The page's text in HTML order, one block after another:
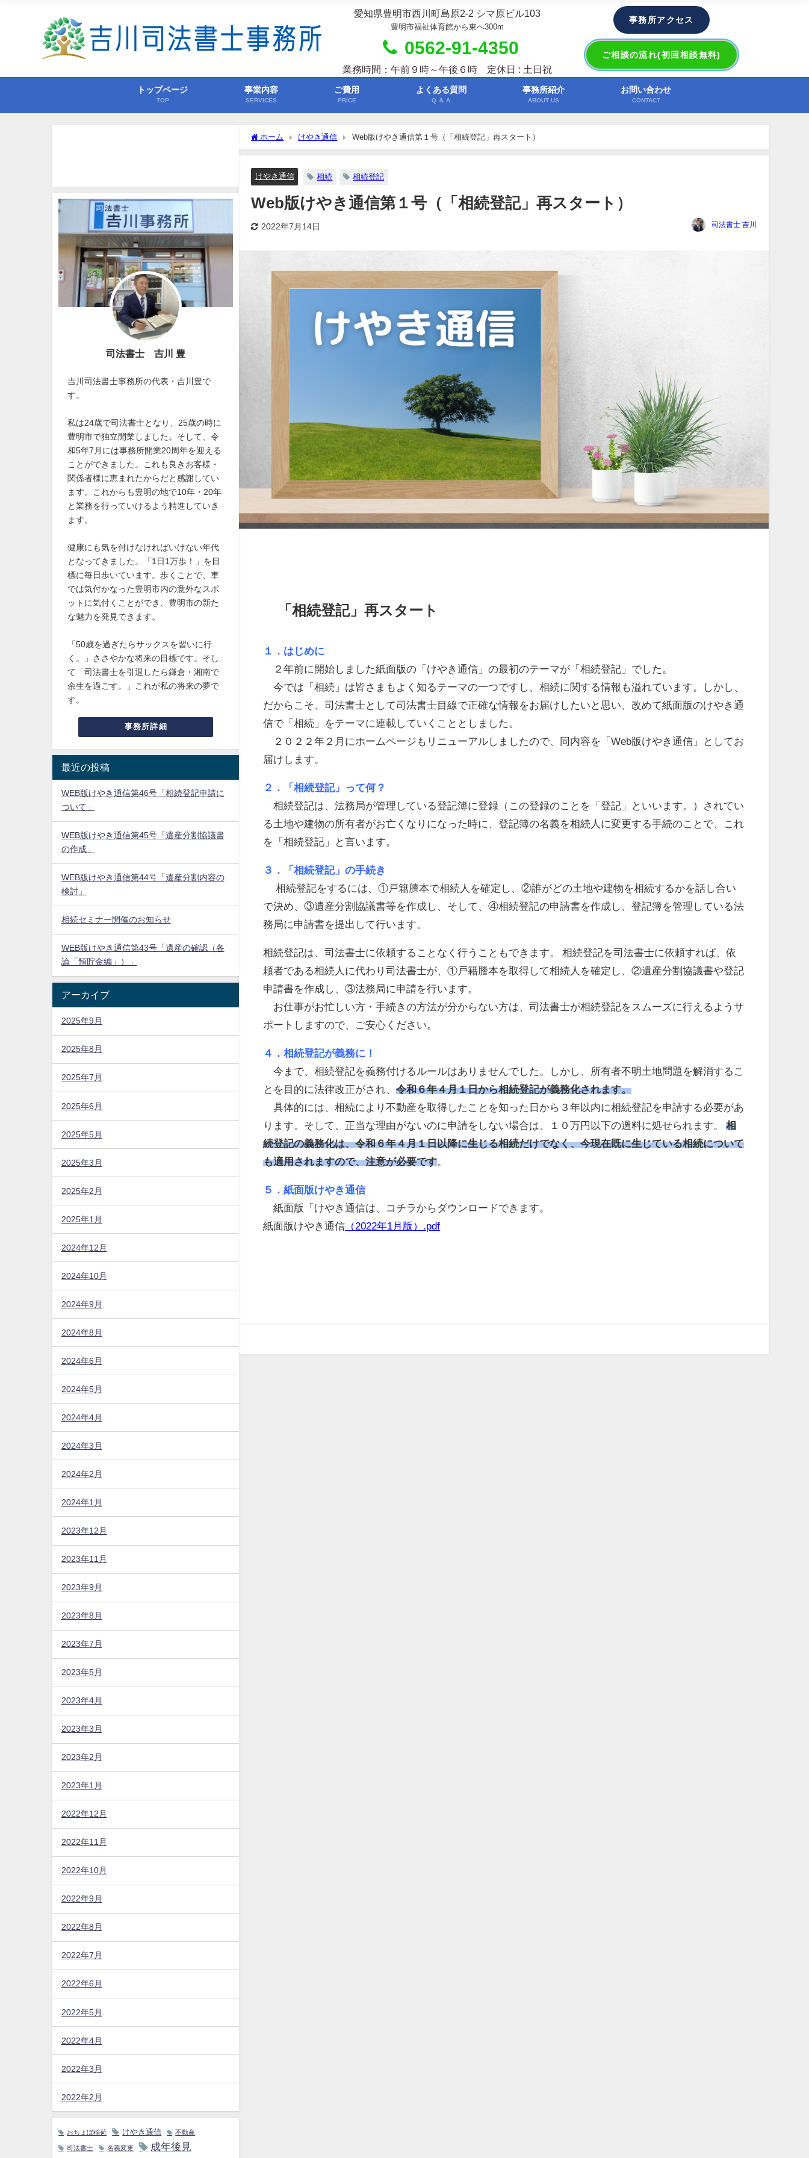
愛知県豊明市西川町島原2-2 シマ原ビル103
豊明市福祉体育館から東へ300m
0562-91-4350
業務時間：午前９時～午後６時 定休日 : 土日祝
事務所アクセス
ご相談の流れ(初回相談無料)
トップページ
TOP
事業内容
SERVICES
ご費用
PRICE
よくある質問
Q ＆ A
事務所紹介
ABOUT US
お問い合わせ
CONTACT
ホーム けやき通信 Web版けやき通信第１号（「相続登記」再スタート）
けやき通信 相続 相続登記
Web版けやき通信第１号（「相続登記」再スタート）
2022年7月14日 司法書士 吉川
「相続登記」再スタート
１．はじめに
２年前に開始しました紙面版の「けやき通信」の最初のテーマが「相続登記」でした。
今では「相続」は皆さまもよく知るテーマの一つですし、相続に関する情報も溢れています。しかし、
だからこそ、司法書士として司法書士目線で正確な情報をお届けしたいと思い、改めて紙面版のけやき通
信で「相続」をテーマに連載していくこととしました。
２０２２年２月にホームページもリニューアルしましたので、同内容を「Web版けやき通信」としてお
届けします。
２．「相続登記」って何？
相続登記は、法務局が管理している登記簿に登録（この登録のことを「登記」といいます。）されてい
る土地や建物の所有者がお亡くなりになった時に、登記簿の名義を相続人に変更する手続のことで、これ
を「相続登記」と言います。
３．「相続登記」の手続き
相続登記をするには、①戸籍謄本で相続人を確定し、②誰がどの土地や建物を相続するかを話し合い
で決め、③遺産分割協議書等を作成し、そして、④相続登記の申請書を作成し、登記簿を管理している法
務局に申請書を提出して行います。
相続登記は、司法書士に依頼することなく行うこともできます。 相続登記を司法書士に依頼すれば、依
頼者である相続人に代わり司法書士が、①戸籍謄本を取得して相続人を確定し、②遺産分割協議書や登記
申請書を作成し、③法務局に申請を行います。
お仕事がお忙しい方・手続きの方法が分からない方は、司法書士が相続登記をスムーズに行えるようサ
ポートしますので、ご安心ください。
４．相続登記が義務に！
今まで、相続登記を義務付けるルールはありませんでした。しかし、所有者不明土地問題を解消するこ
とを目的に法律改正がされ、令和６年４月１日から相続登記が義務化されます。
具体的には、相続により不動産を取得したことを知った日から３年以内に相続登記を申請する必要があ
ります。そして、正当な理由がないのに申請をしない場合は、１０万円以下の過料に処せられます。相
続登記の義務化は、令和６年４月１日以降に生じる相続だけでなく、今現在既に生じている相続について
も適用されますので、注意が必要です
５．紙面版けやき通信
紙面版「けやき通信は、コチラからダウンロードできます。
紙面版けやき通信 （2022年1月版）.pdf
司法書士 吉川 豊
吉川司法書士事務所の代表・吉川豊で
す。
私は24歳で司法書士となり、25歳の時に
豊明市で独立開業しました。そして、令
和5年7月には事務所開業20周年を迎える
ことができました。これも良きお客様・
関係者様に恵まれたからだと感謝してい
ます。これからも豊明の地で10年・20年
と業務を行っていけるよう精進していき
ます。
健康にも気を付けなければいけない年代
となってきました。「1日1万歩！」を目
標に毎日歩いています。歩くことで、車
では気付かなった豊明市内の意外なスポ
ットに気付くことができ、豊明市の新た
な魅力を発見できます。
「50歳を過ぎたらサックスを習いに行
く。」ささやかな将来の目標です。そし
て「司法書士を引退したら鎌倉・湘南で
余生を過ごす。」これが私の将来の夢で
す。
事務所詳細
最近の投稿
WEB版けやき通信第46号「相続登記申請に
ついて」
WEB版けやき通信第45号「遺産分割協議書
の作成」
WEB版けやき通信第44号「遺産分割内容の
検討」
相続セミナー開催のお知らせ
WEB版けやき通信第43号「遺産の確認（各
論「預貯金編」）」
アーカイブ
2025年9月
2025年8月
2025年7月
2025年6月
2025年5月
2025年3月
2025年2月
2025年1月
2024年12月
2024年10月
2024年9月
2024年8月
2024年6月
2024年5月
2024年4月
2024年3月
2024年2月
2024年1月
2023年12月
2023年11月
2023年9月
2023年8月
2023年7月
2023年5月
2023年4月
2023年3月
2023年2月
2023年1月
2022年12月
2022年11月
2022年10月
2022年9月
2022年8月
2022年7月
2022年6月
2022年5月
2022年4月
2022年3月
2022年2月
おちょぼ稲荷 けやき通信 不動産
司法書士 名義変更 成年後見